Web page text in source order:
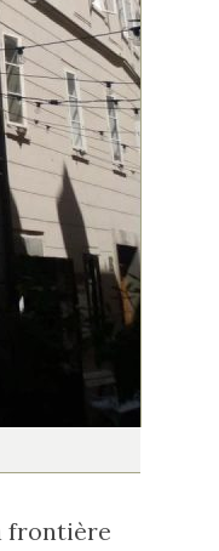
frontière